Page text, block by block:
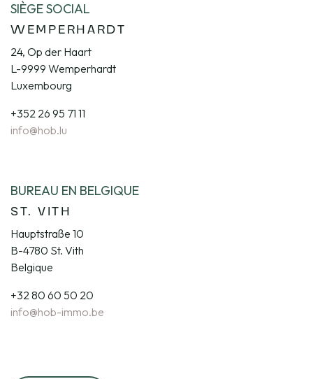
SIÈGE SOCIAL
WEMPERHARDT
24, Op der Haart
L-9999 Wemperhardt
Luxembourg
+352 26 95 71 11
info@hob.lu
BUREAU EN BELGIQUE
ST. VITH
Hauptstraße 10
B-4780 St. Vith
Belgique
+32 80 60 50 20
info@hob-immo.be